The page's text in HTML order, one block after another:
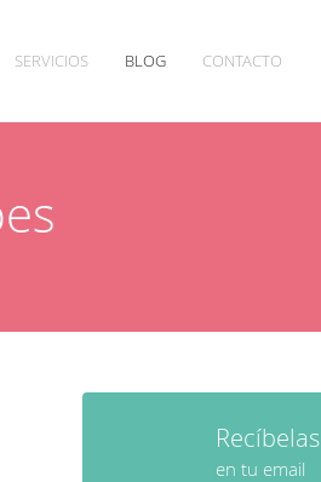
SERVICIOS BLOG CONTACTO
Recíbelas
en tu email